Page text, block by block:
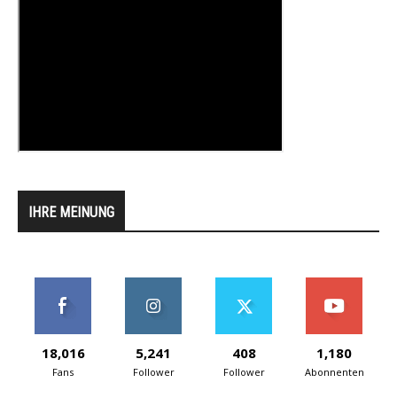
IHRE MEINUNG
18,016
Fans
5,241
Follower
408
Follower
1,180
Abonnenten